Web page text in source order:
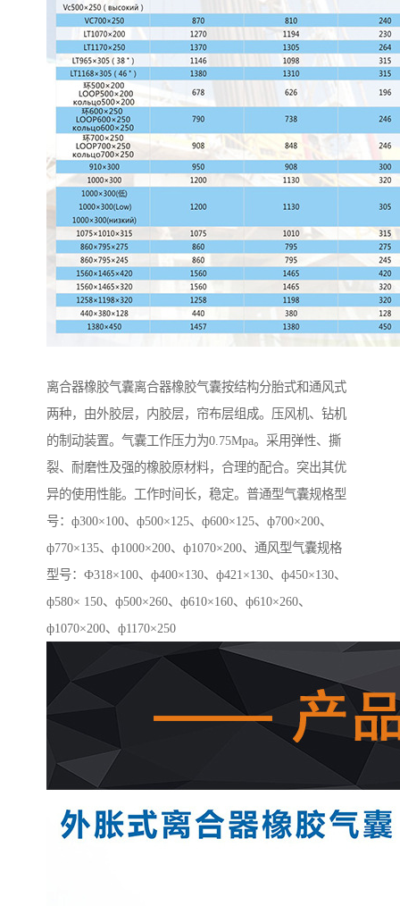
离合器橡胶气囊离合器橡胶气囊按结构分胎式和通风式
两种，由外胶层，内胶层，帘布层组成。压风机、钻机
的制动装置。气囊工作压力为0.75Mpa。采用弹性、撕
裂、耐磨性及强的橡胶原材料，合理的配合。突出其优
异的使用性能。工作时间长，稳定。普通型气囊规格型
号：ф300×100、ф500×125、ф600×125、ф700×200、
ф770×135、ф1000×200、ф1070×200、通风型气囊规格
型号：Ф318×100、ф400×130、ф421×130、ф450×130、
ф580× 150、ф500×260、ф610×160、ф610×260、
ф1070×200、ф1170×250